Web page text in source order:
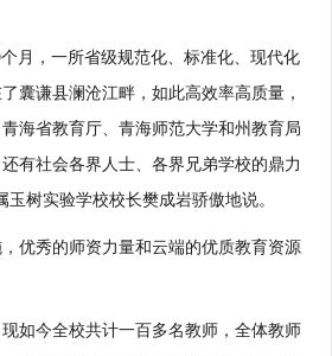
，一所省级规范化、标准化、现代化
囊谦县澜沧江畔，如此高效率高质量，
海省教育厅、青海师范大学和州教育局
有社会各界人士、各界兄弟学校的鼎力
树实验学校校长樊成岩骄傲地说。
秀的师资力量和云端的优质教育资源
今全校共计一百多名教师，全体教师